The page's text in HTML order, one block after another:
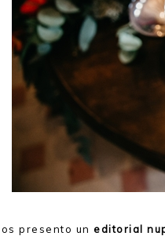
os presento uneditorial